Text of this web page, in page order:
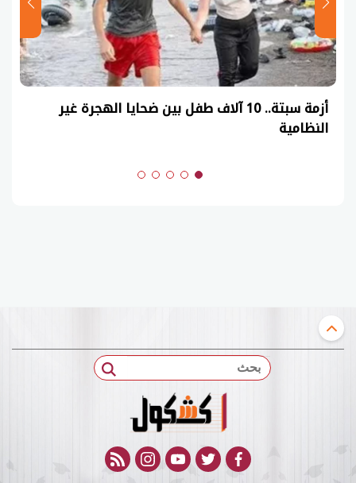
أزمة سبتة.. 10 آلاف طفل بين ضحايا الهجرة غير
النظامية
بحث
facebook
twitter
youtube
instagram
rss feed